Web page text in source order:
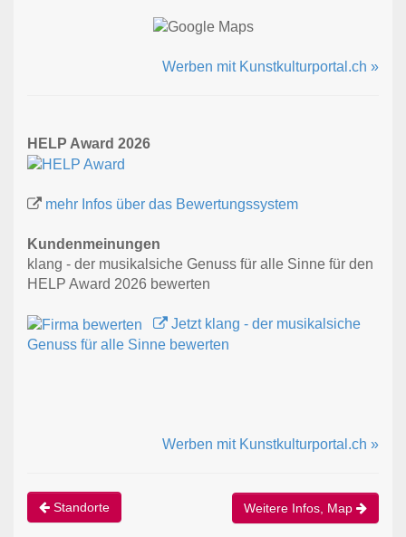
Werben mit Kunstkulturportal.ch »
HELP Award 2026
mehr Infos über das Bewertungssystem
Kundenmeinungen
klang - der musikalsiche Genuss für alle Sinne für den
HELP Award 2026 bewerten
Jetzt klang - der musikalsiche
Genuss für alle Sinne bewerten
Werben mit Kunstkulturportal.ch »
Standorte Weitere Infos, Map